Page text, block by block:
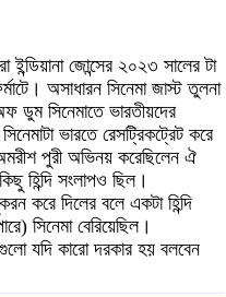
ইন্ডিয়ানা জোন্সের ২০২৩ সালের টা
অসাধারন সিনেমা জাস্ট তুলনা
সিনেমাতে ভারতীয়দের
ভারতে রেসট্রিকট্রেট করে
পুরী অভিনয় করেছিলেন ঐ
হিন্দি সংলাপও ছিল।
করে দিলের বলে একটা হিন্দি
সিনেমা বেরিয়েছিল।
যদি কারো দরকার হয় বলবেন